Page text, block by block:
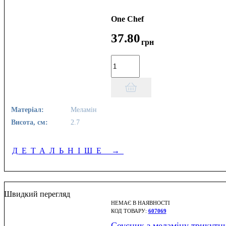
One Chef
37.80грн
Матеріал:
Меламін
Висота, см:
2.7
ДЕТАЛЬНІШЕ →
Швидкий перегляд
НЕМАЄ В НАЯВНОСТІ
607069